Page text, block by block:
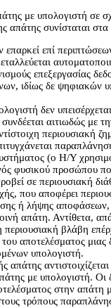
με υπολογιστή σε
απάτης συνίσταται στα
επαρκεί επί
επεξεργασίας
ιδίως δε ψηφιακών
δεν
αιτιωδώς με
περιουσιακή
(ο Η/Υ
φυσικού προσώπου
σε περιουσιακή
που αποφέρει
ή λήψης αποφάσεων,
απάτη. Αντίθετα,
περιουσιακή βλάβη
αποτελέσματος μιας
υπολογιστή.
απάτης
με υπολογιστή. Οι
στην απάτη
τρόπους